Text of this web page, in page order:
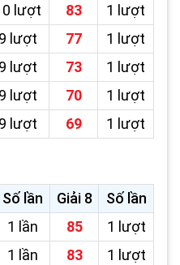
lượt 83
1 lượt
9 lượt 77
1 lượt
9 lượt 73
1 lượt
9 lượt 70
1 lượt
9 lượt 69 1 lượt
Số lần Giải 8
Số lần
1 lần 85
1 lượt
1 lần 83
1 lượt